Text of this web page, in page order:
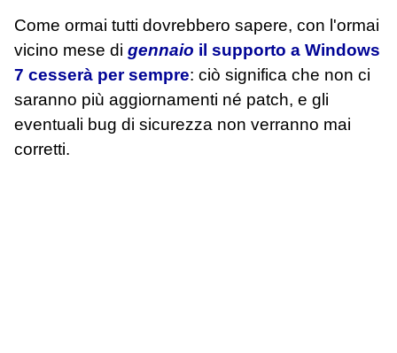
Come ormai tutti dovrebbero sapere, con l'ormai
vicino mese di gennaio il supporto a Windows
7 cesserà per sempre: ciò significa che non ci
saranno più aggiornamenti né patch, e gli
eventuali bug di sicurezza non verranno mai
corretti.